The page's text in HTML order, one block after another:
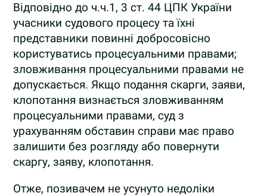
Відповідно до ч.ч.1, 3 ст. 44 ЦПК України
учасники судового процесу та їхні
представники повинні добросовісно
користуватись процесуальними правами;
зловживання процесуальними правами не
допускається. Якщо подання скарги, заяви,
клопотання визнається зловживанням
процесуальними правами, суд з
урахуванням обставин справи має право
залишити без розгляду або повернути
скаргу, заяву, клопотання.
Отже, позивачем не усунуто недоліки